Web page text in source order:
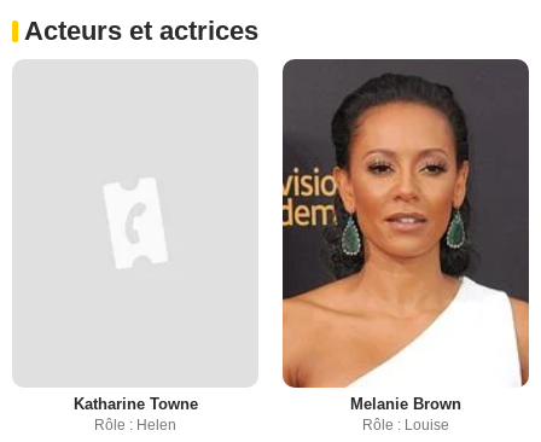
Acteurs et actrices
Katharine Towne
Rôle : Helen
Melanie Brown
Rôle : Louise